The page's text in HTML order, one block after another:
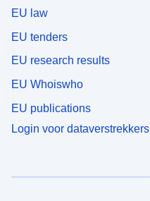
EU law
EU tenders
EU research results
EU Whoiswho
EU publications
Login voor dataverstrekkers